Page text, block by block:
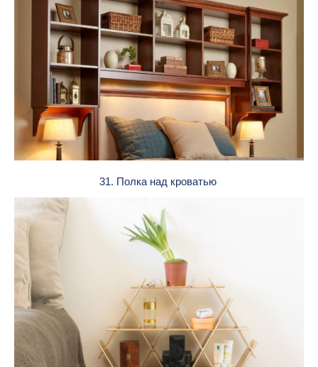
31. Полка над кроватью